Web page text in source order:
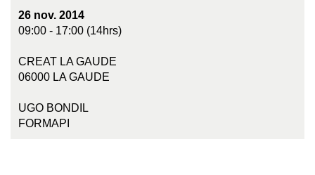
26 nov. 2014
09:00 - 17:00 (14hrs)
CREAT LA GAUDE
06000 LA GAUDE
UGO BONDIL
FORMAPI